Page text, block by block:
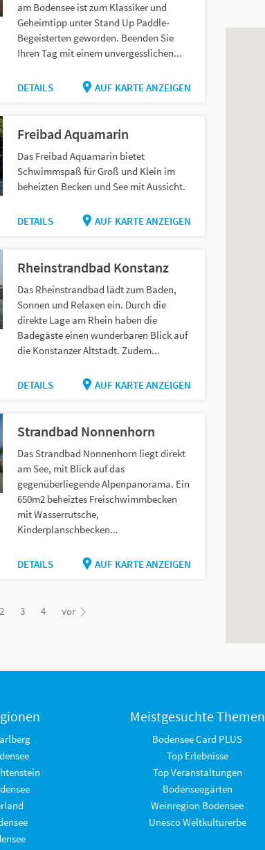
am Bodensee ist zum Klassiker und
Geheimtipp unter Stand Up Paddle-
Begeisterten geworden. Beenden Sie
Ihren Tag mit einem unvergesslichen...
DETAILS AUF KARTE ANZEIGEN
Freibad Aquamarin
Das Freibad Aquamarin bietet
Schwimmspaß für Groß und Klein im
beheizten Becken und See mit Aussicht.
DETAILS AUF KARTE ANZEIGEN
Rheinstrandbad Konstanz
Das Rheinstrandbad lädt zum Baden,
Sonnen und Relaxen ein. Durch die
direkte Lage am Rhein haben die
Badegäste einen wunderbaren Blick auf
die Konstanzer Altstadt. Zudem...
DETAILS AUF KARTE ANZEIGEN
Strandbad Nonnenhorn
Das Strandbad Nonnenhorn liegt direkt
am See, mit Blick auf das
gegenüberliegende Alpenpanorama. Ein
650m2 beheiztes Freischwimmbecken
mit Wasserrutsche,
Kinderplanschbecken...
DETAILS AUF KARTE ANZEIGEN
2 3 4 vor
Meistgesuchte Themen
Bodensee Card PLUS
Top Erlebnisse
Top Veranstaltungen
Bodenseegärten
Weinregion Bodensee
Unesco Weltkulturerbe